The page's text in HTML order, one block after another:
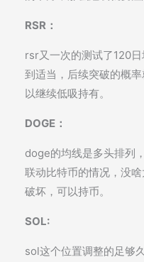
RSR：
rsr又一次的测试了120
到适当，后续突破的概
以继续低吸持有。
DOGE：
doge的均线是多头排列
联动比特币的情况，没
破坏，可以持币。
SOL:
sol这个位置调整的足够